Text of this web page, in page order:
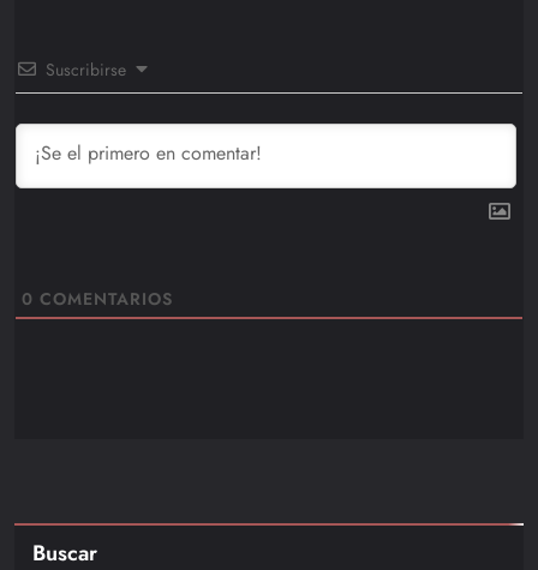
Suscribirse
0 COMENTARIOS
Buscar